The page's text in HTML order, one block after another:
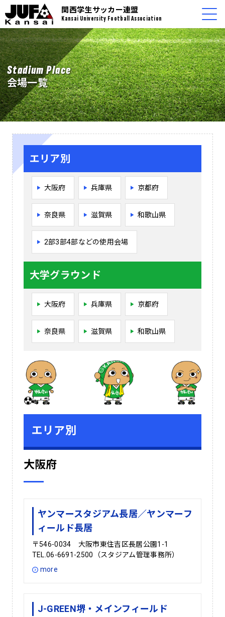
関西学生サッカー連盟
Kansai University Football Association
Stadium Place
会場一覧
エリア別
大阪府 兵庫県 京都府
奈良県 滋賀県 和歌山県
2部3部4部などの使用会場
大学グラウンド
大阪府 兵庫県 京都府
奈良県 滋賀県 和歌山県
エリア別
大阪府
ヤンマースタジアム長居／ヤンマーフ
ィールド長居
〒546-0034 大阪市東住吉区長居公園1-1
TEL.06-6691-2500（スタジアム管理事務所）
more
J-GREEN堺・メインフィールド